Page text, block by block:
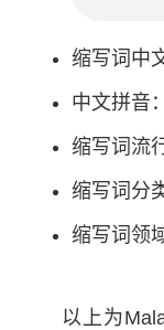
缩写词中
中文拼音
缩写词流
缩写词分
缩写词领
以上为